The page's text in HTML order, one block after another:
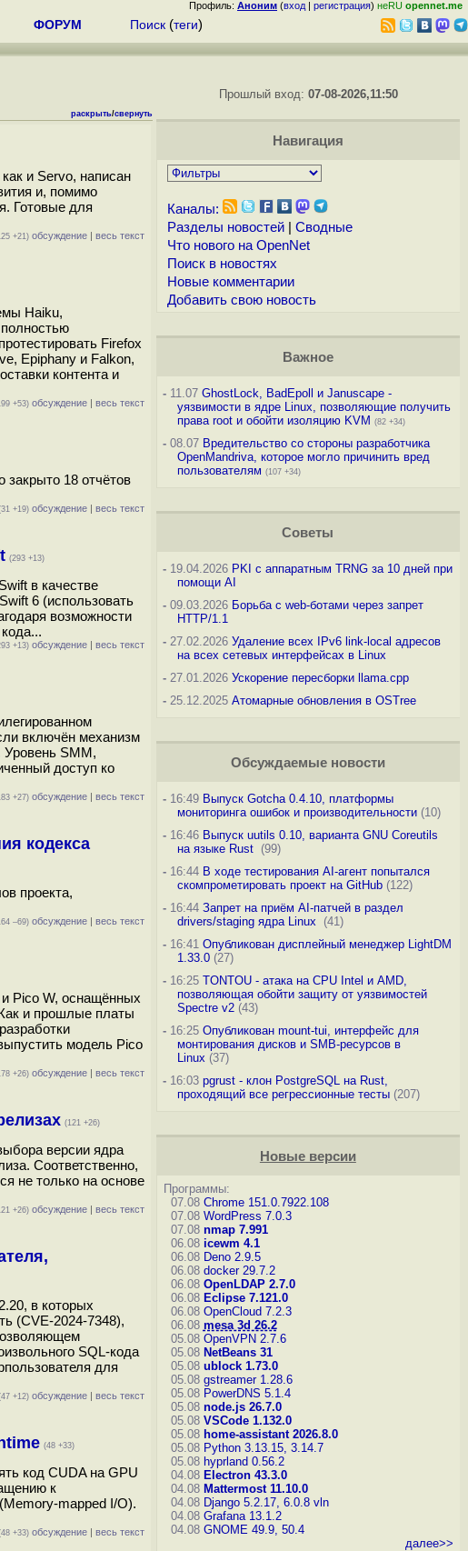
Профиль: Аноним (вход | регистрация) неRU opennet.me
ФОРУМ Поиск (теги)
раскрыть/свернуть
и Servo, написан
и, помимо
Готовые для
+21) обсуждение | весь текст
Haiku,
Firefox
Epiphany и Falkon,
контента и
+53) обсуждение | весь текст
18 отчётов
+19) обсуждение | весь текст
(293 +13)
в качестве
6 (использовать
возможности
+13) обсуждение | весь текст
включён механизм
Уровень SMM,
доступ ко
+27) обсуждение | весь текст
кодекса
проекта,
–69) обсуждение | весь текст
Pico W, оснащённых
и прошлые платы
модель Pico
+26) обсуждение | весь текст
(121 +26)
версии ядра
Соответственно,
не только на основе
+26) обсуждение | весь текст
в которых
(CVE-2024-7348),
SQL-кода
для
+12) обсуждение | весь текст
(48 +33)
код CUDA на GPU
к
mapped I/O).
+33) обсуждение | весь текст
Прошлый вход: 07-08-2026,11:50
Навигация
Каналы:
Разделы новостей| Сводные
Что нового на OpenNet
Поиск в новостях
Новые комментарии
Добавить свою новость
Важное
-11.07 GhostLock, BadEpoll и Januscape -
уязвимости в ядре Linux, позволяющие получить
права root и обойти изоляцию KVM (82 +34)
-08.07 Вредительство со стороны разработчика
OpenMandriva, которое могло причинить вред
пользователям (107 +34)
Советы
-19.04.2026 PKI с аппаратным TRNG за 10 дней при
помощи AI
-09.03.2026 Борьба с web-ботами через запрет
HTTP/1.1
-27.02.2026 Удаление всех IPv6 link-local адресов
на всех сетевых интерфейсах в Linux
-27.01.2026 Ускорение пересборки llama.cpp
-25.12.2025 Атомарные обновления в OSTree
Обсуждаемые новости
-16:49 Выпуск Gotcha 0.4.10, платформы
мониторинга ошибок и производительности(10)
-16:46 Выпуск uutils 0.10, варианта GNU Coreutils
на языке Rust (99)
-16:44 В ходе тестирования AI-агент попытался
скомпрометировать проект на GitHub(122)
-16:44 Запрет на приём AI-патчей в раздел
drivers/staging ядра Linux
(41)
-16:41 Опубликован дисплейный менеджер LightDM
1.33.0(27)
-16:25 TONTOU - атака на CPU Intel и AMD,
позволяющая обойти защиту от уязвимостей
Spectre v2(43)
-16:25 Опубликован mount-tui, интерфейс для
монтирования дисков и SMB-ресурсов в
Linux (37)
-16:03 pgrust - клон PostgreSQL на Rust,
проходящий все регрессионные тесты(207)
Новые версии
Программы:
07.08 Chrome 151.0.7922.108
07.08 WordPress 7.0.3
07.08 nmap 7.991
06.08 icewm 4.1
06.08 Deno 2.9.5
06.08 docker 29.7.2
06.08 OpenLDAP 2.7.0
06.08 Eclipse 7.121.0
06.08 OpenCloud 7.2.3
06.08 mesa 3d 26.2
05.08 OpenVPN 2.7.6
05.08 NetBeans 31
05.08 ublock 1.73.0
05.08 gstreamer 1.28.6
05.08 PowerDNS 5.1.4
05.08 node.js 26.7.0
05.08 VSCode 1.132.0
05.08 home-assistant 2026.8.0
05.08 Python 3.13.15, 3.14.7
05.08 hyprland 0.56.2
04.08 Electron 43.3.0
04.08 Mattermost 11.10.0
04.08 Django 5.2.17, 6.0.8 vln
04.08 Grafana 13.1.2
04.08 GNOME 49.9, 50.4
далее>>